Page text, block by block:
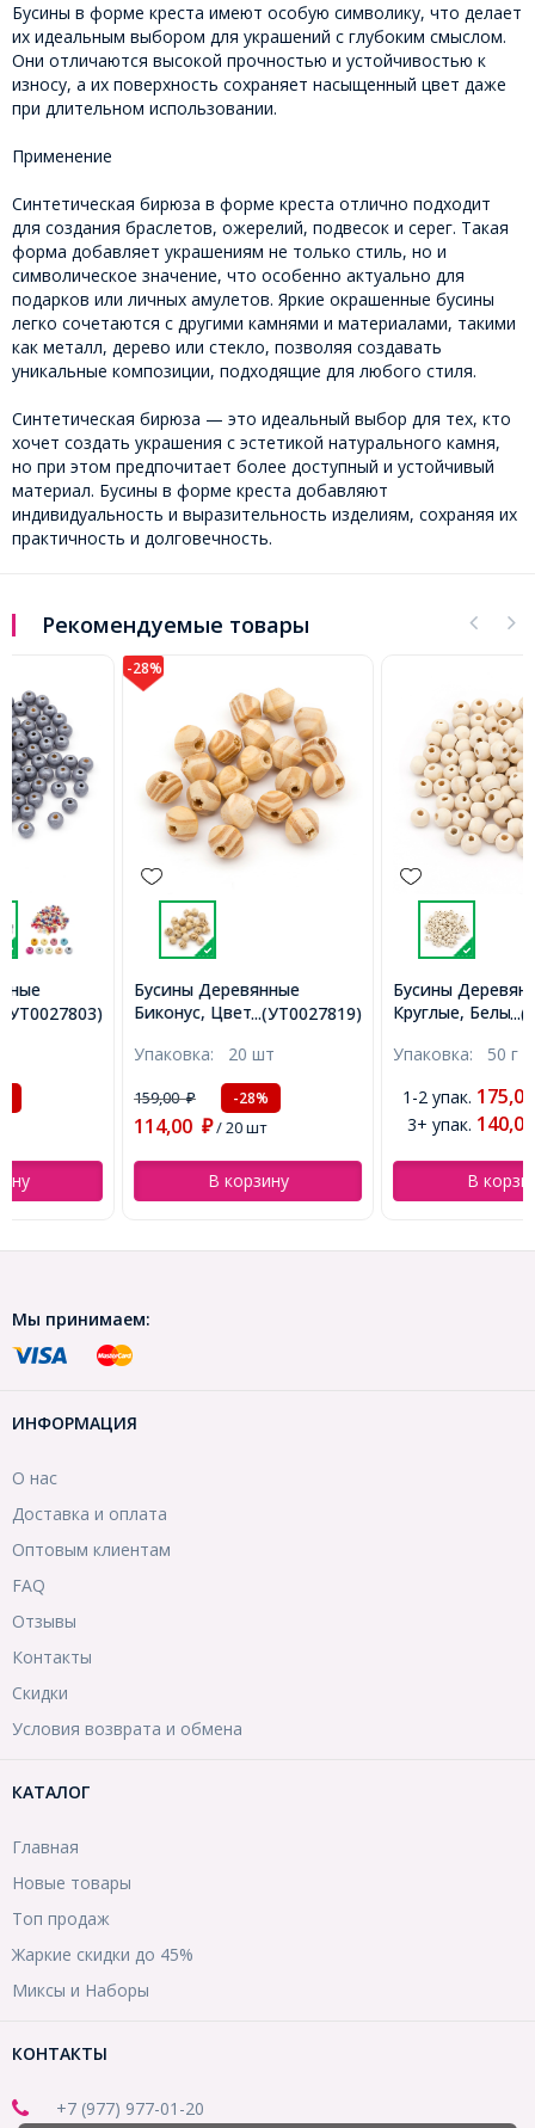
Бусины в форме креста имеют особую символику, что делает
их идеальным выбором для украшений с глубоким смыслом.
Они отличаются высокой прочностью и устойчивостью к
износу, а их поверхность сохраняет насыщенный цвет даже
при длительном использовании.
Применение
Синтетическая бирюза в форме креста отлично подходит
для создания браслетов, ожерелий, подвесок и серег. Такая
форма добавляет украшениям не только стиль, но и
символическое значение, что особенно актуально для
подарков или личных амулетов. Яркие окрашенные бусины
легко сочетаются с другими камнями и материалами, такими
как металл, дерево или стекло, позволяя создавать
уникальные композиции, подходящие для любого стиля.
Синтетическая бирюза — это идеальный выбор для тех, кто
хочет создать украшения с эстетикой натурального камня,
но при этом предпочитает более доступный и устойчивый
материал. Бусины в форме креста добавляют
индивидуальность и выразительность изделиям, сохраняя их
практичность и долговечность.
Рекомендуемые товары
...(УТ0027819)
Бусины Деревянные
Биконус, Цвет: Бежевый,
5мм, (УТ0027819)
20 шт
-28%
/ 20 шт
...(УТ0028666)
Бусины Деревянные
Круглые, Белый, 10мм,
168шт/50г, (УТ0028666)
50 г
175,00 ₽
140,00 ₽
Мы принимаем:
ИНФОРМАЦИЯ
О нас
Доставка и оплата
Оптовым клиентам
FAQ
Отзывы
Контакты
Скидки
Условия возврата и обмена
КАТАЛОГ
Главная
Новые товары
Топ продаж
Жаркие скидки до 45%
Миксы и Наборы
КОНТАКТЫ
+7 (977) 977-01-20